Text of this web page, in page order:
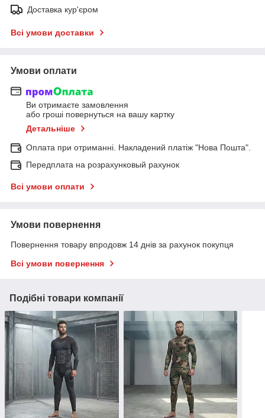
Доставка кур'єром
Всі умови доставки
Умови оплати
Ви отримаєте замовлення
або гроші повернуться на вашу картку
Детальніше
Оплата при отриманні. Накладений платіж "Нова Пошта".
Передплата на розрахунковый рахунок
Всі умови оплати
Умови повернення
Повернення товару впродовж 14 днів за рахунок покупця
Всі умови повернення
Подібні товари компанії